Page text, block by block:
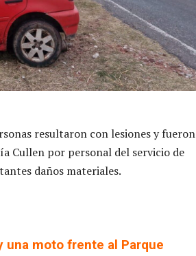
resultaron con lesiones y fueron
Cullen por personal del servicio de
daños materiales.
una moto frente al Parque